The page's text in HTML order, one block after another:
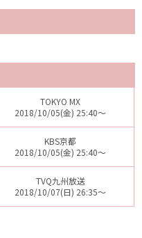
TOKYO MX
2018/10/05(金) 25:40～
KBS京都
2018/10/05(金) 25:40～
TVQ九州放送
2018/10/07(日) 26:35～